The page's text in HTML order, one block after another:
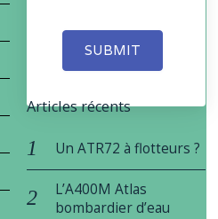
SUBMIT
Articles récents
Un ATR72 à flotteurs ?
L’A400M Atlas
bombardier d’eau